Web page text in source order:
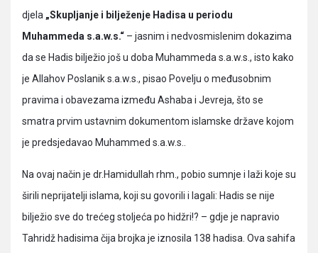
djela „Skupljanje i bilježenje Hadisa u periodu
Muhammeda s.a.w.s.“ – jasnim i nedvosmislenim dokazima
da se Hadis bilježio još u doba Muhammeda s.a.w.s., isto kako
je Allahov Poslanik s.a.w.s., pisao Povelju o međusobnim
pravima i obavezama između Ashaba i Jevreja, što se
smatra prvim ustavnim dokumentom islamske države kojom
je predsjedavao Muhammed s.a.w.s..
Na ovaj način je dr.Hamidullah rhm., pobio sumnje i laži koje su
širili neprijatelji islama, koji su govorili i lagali: Hadis se nije
bilježio sve do trećeg stoljeća po hidžri!? – gdje je napravio
Tahridž hadisima čija brojka je iznosila 138 hadisa. Ova sahifa